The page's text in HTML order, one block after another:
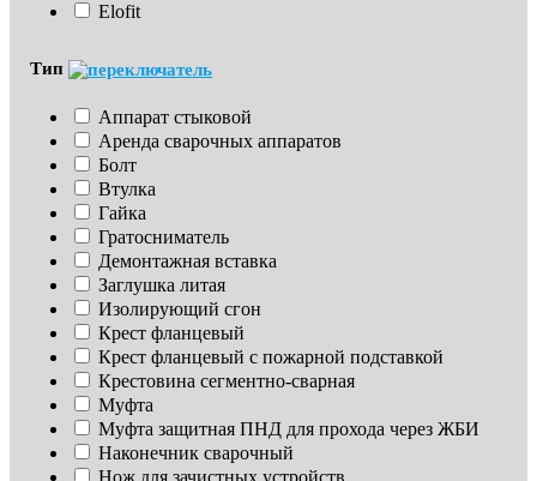
Elofit
Тип
Аппарат стыковой
Аренда сварочных аппаратов
Болт
Втулка
Гайка
Гратосниматель
Демонтажная вставка
Заглушка литая
Изoлирующий сгон
Крест фланцевый
Крест фланцевый с пожарной подставкой
Крестовина сегментно-сварная
Муфта
Муфта защитная ПНД для прохода через ЖБИ
Наконечник сварочный